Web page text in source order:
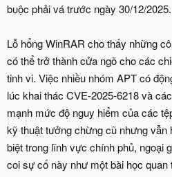
buộc phải vá trước ngày 30/12/2025.
Lỗ hổng WinRAR cho thấy những
có thể trở thành cửa ngõ cho các
tinh vi. Việc nhiều nhóm APT có
lúc khai thác CVE-2025-6218 và
mạnh mức độ nguy hiểm của các
kỹ thuật tưởng chừng cũ nhưng vẫn
biệt trong lĩnh vực chính phủ, ngoại
coi sự cố này như một bài học